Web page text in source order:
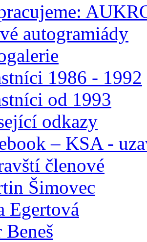
autogramiády
1986 - 1992
od 1993
odkazy
– KSA -
členové
Šimovec
Egertová
Beneš